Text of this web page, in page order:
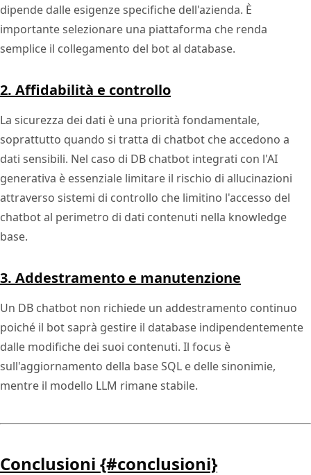
dipende dalle esigenze specifiche dell'azienda. È
importante selezionare una piattaforma che renda
semplice il collegamento del bot al database.
2. Affidabilità e controllo
La sicurezza dei dati è una priorità fondamentale,
soprattutto quando si tratta di chatbot che accedono a
dati sensibili. Nel caso di DB chatbot integrati con l'AI
generativa è essenziale limitare il rischio di allucinazioni
attraverso sistemi di controllo che limitino l'accesso del
chatbot al perimetro di dati contenuti nella knowledge
base.
3. Addestramento e manutenzione
Un DB chatbot non richiede un addestramento continuo
poiché il bot saprà gestire il database indipendentemente
dalle modifiche dei suoi contenuti. Il focus è
sull'aggiornamento della base SQL e delle sinonimie,
mentre il modello LLM rimane stabile.
Conclusioni {#conclusioni}